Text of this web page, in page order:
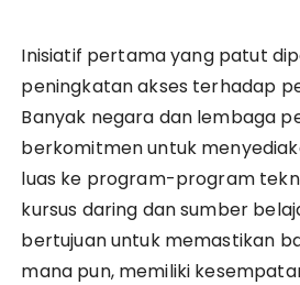
Inisiatif pertama yang patut
peningkatan akses terhadap
Banyak negara dan lembaga
berkomitmen untuk
luas ke program-program
kursus daring dan sumber
bertujuan untuk memastikan
mana pun, memiliki